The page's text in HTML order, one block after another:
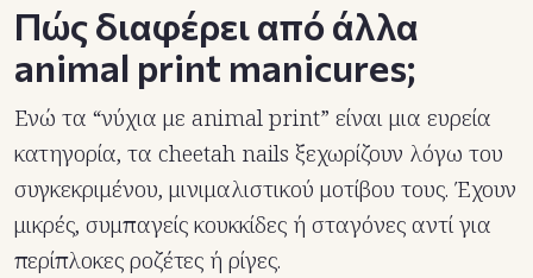
Πώς διαφέρει από άλλα
animal print manicures;
Ενώ τα “νύχια με animal print” είναι μια ευρεία
κατηγορία, τα cheetah nails ξεχωρίζουν λόγω του
συγκεκριμένου, μινιμαλιστικού μοτίβου τους. Έχουν
μικρές, συμπαγείς κουκκίδες ή σταγόνες αντί για
περίπλοκες ροζέτες ή ρίγες.